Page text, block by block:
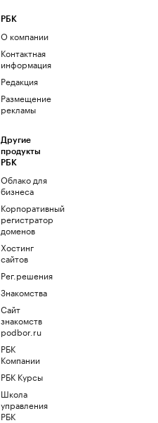
РБК
О компании
Контактная
информация
Редакция
Размещение
рекламы
Другие
продукты
РБК
Облако для
бизнеса
Корпоративный
регистратор
доменов
Хостинг
сайтов
Рег.решения
Знакомства
Сайт
знакомств
podbor.ru
РБК
Компании
РБК Курсы
Школа
управления
РБК